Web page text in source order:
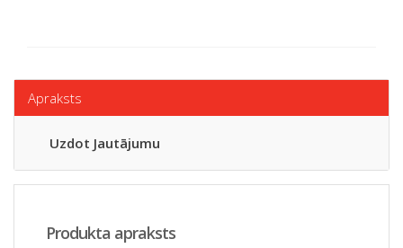
Apraksts
Uzdot Jautājumu
Produkta apraksts